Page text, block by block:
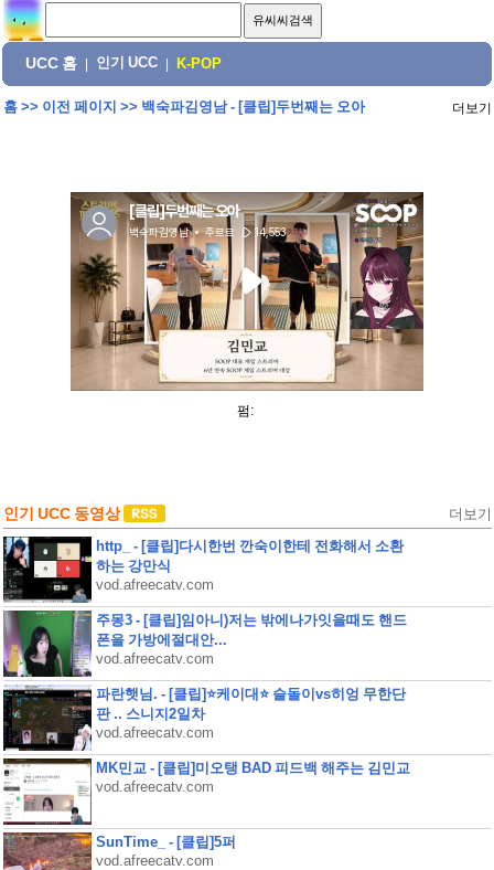
UCC 홈 인기 UCC K-POP
홈>> 이전 페이지 >> 백숙파김영남 - [클립]두번째는 오아 더보기
펌:
인기 UCC 동영상 더보기
http_ - [클립]다시한번 깐숙이한테 전화해서 소환
하는 강만식
vod.afreecatv.com
주몽3 - [클립]임아니)저는 밖에나가잇을때도 핸드
폰을 가방에절대안...
vod.afreecatv.com
파란햇님. - [클립]⭐케이대⭐ 슬돌이vs히엉 무한단
판 .. 스니지2일차
vod.afreecatv.com
MK민교 - [클립]미오탱 BAD 피드백 해주는 김민교
vod.afreecatv.com
SunTime_ - [클립]5퍼
vod.afreecatv.com